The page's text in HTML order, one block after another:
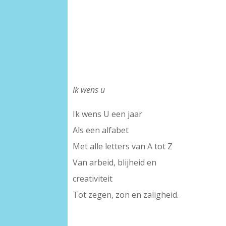
Ik wens u
Ik wens U een jaar
Als een alfabet
Met alle letters van A tot Z
Van arbeid, blijheid en
creativiteit
Tot zegen, zon en zaligheid.